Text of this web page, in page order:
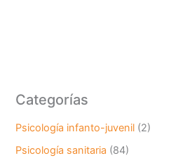
Categorías
Psicología infanto-juvenil (2)
Psicología sanitaria (84)